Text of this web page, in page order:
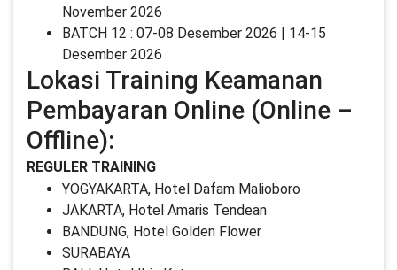
November 2026
BATCH 12 : 07-08 Desember 2026 | 14-15
Desember 2026
Lokasi Training Keamanan
Pembayaran Online (Online –
Offline):
REGULER TRAINING
YOGYAKARTA, Hotel Dafam Malioboro
JAKARTA, Hotel Amaris Tendean
BANDUNG, Hotel Golden Flower
SURABAYA